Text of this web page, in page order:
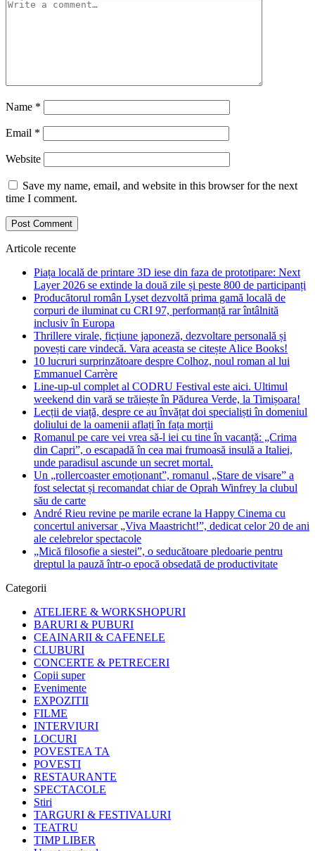
Name *
Email *
Website
Save my name, email, and website in this browser for the next
time I comment.
Articole recente
Piața locală de printare 3D iese din faza de prototipare: Next
Layer 2026 se extinde la două zile și peste 800 de participanți
Producătorul român Lyset dezvoltă prima gamă locală de
corpuri de iluminat cu CRI 97, performanță rar întâlnită
inclusiv în Europa
Thrillere virale, ficțiune japoneză, dezvoltare personală și
povești care vindecă. Vara aceasta se citește Alice Books!
10 lucruri surprinzătoare despre Colhoz, noul roman al lui
Emmanuel Carrère
Line-up-ul complet al CODRU Festival este aici. Ultimul
weekend din vară se trăiește în Pădurea Verde, la Timișoara!
Lecții de viață, despre ce au învățat doi specialiști în domeniul
doliului de la oamenii aflați în fața morții
Romanul pe care vei vrea să-l iei cu tine în vacanță: „Crima
din Capri”, o escapadă în cea mai frumoasă insulă a Italiei,
unde paradisul ascunde un secret mortal.
Un „rollercoaster emoționant”, romanul „Stare de visare” a
fost selectat și recomandat chiar de Oprah Winfrey la clubul
său de carte
André Rieu revine pe marile ecrane la Happy Cinema cu
concertul aniversar „Viva Maastricht!”, dedicat celor 20 de ani
ale celebrelor spectacole
„Mică filosofie a siestei”, o seducătoare pledoarie pentru
dreptul la pauză într-o epocă obsedată de productivitate
Categorii
ATELIERE & WORKSHOPURI
BARURI & PUBURI
CEAINARII & CAFENELE
CLUBURI
CONCERTE & PETRECERI
Copii super
Evenimente
EXPOZITII
FILME
INTERVIURI
LOCURI
POVESTEA TA
POVESTI
RESTAURANTE
SPECTACOLE
Stiri
TARGURI & FESTIVALURI
TEATRU
TIMP LIBER